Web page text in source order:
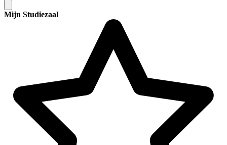
Mijn Studiezaal